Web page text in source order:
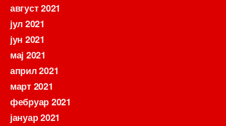
август 2021
јул 2021
јун 2021
мај 2021
април 2021
март 2021
фебруар 2021
јануар 2021